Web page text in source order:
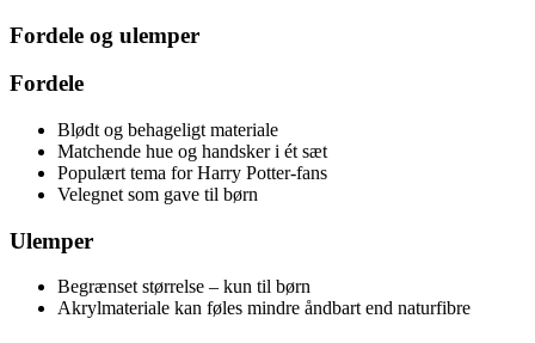
Fordele og ulemper
Fordele
Blødt og behageligt materiale
Matchende hue og handsker i ét sæt
Populært tema for Harry Potter-fans
Velegnet som gave til børn
Ulemper
Begrænset størrelse – kun til børn
Akrylmateriale kan føles mindre åndbart end naturfibre